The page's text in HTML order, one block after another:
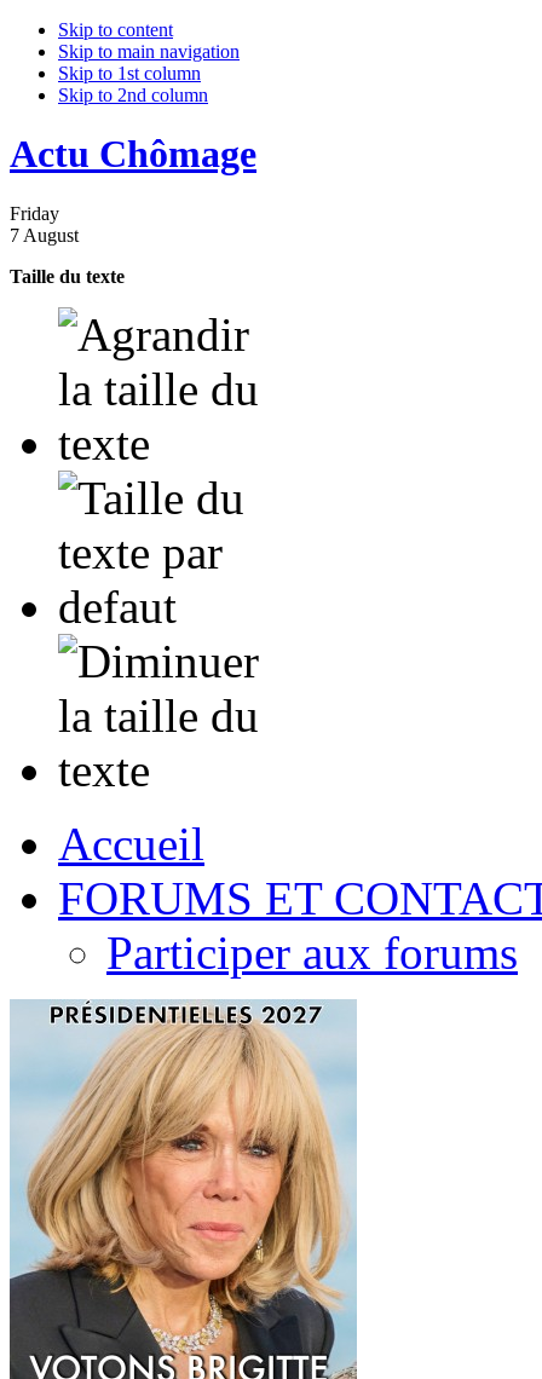
Skip to content
Skip to main navigation
Skip to 1st column
Skip to 2nd column
Actu Chômage
Friday
7 August
Taille du texte
Accueil
FORUMS ET
Participer aux forums